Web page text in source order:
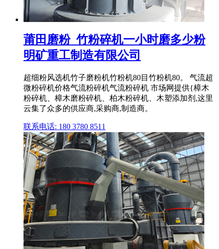
莆田磨粉_竹粉碎机一小时磨多少粉
明矿重工制造有限公司
超细粉风选机竹子磨粉机竹粉机80目竹粉机80。 气流超
微粉碎机价格气流粉碎机气流粉碎机 市场网提供{樟木
粉碎机、樟木磨粉碎机、柏木粉碎机、木塑添加剂,这里
云集了众多的供应商,采购商,制造商。
联系电话: 180 3780 8511